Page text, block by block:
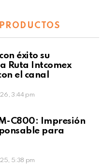
PRODUCTOS
éxito su
Ruta Intcomex
el canal
3:44 pm
C800: Impresión
para
5:38 pm